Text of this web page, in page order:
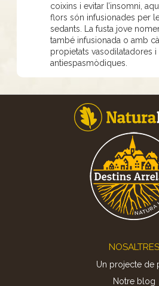
coixins i evitar l’insomni,
flors són infusionades per
sedants. La fusta jove
també infusionada o amb
propietats vasodilatadores i
antiespasmòdiques.
NOSALTRES
Un projecte de
Notre blog